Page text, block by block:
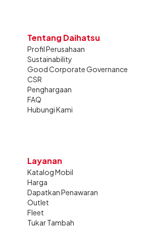
Tentang Daihatsu
Profil Perusahaan
Sustainability
Good Corporate Governance
CSR
Penghargaan
FAQ
Hubungi Kami
Layanan
Katalog Mobil
Harga
Dapatkan Penawaran
Outlet
Fleet
Tukar Tambah